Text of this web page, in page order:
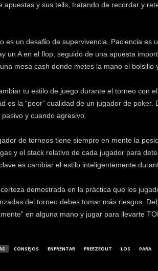
apuestas y sus tells, tratando de recordar y
es un desafío de supervivencia. Paciencia es
un A en el flop, seguido de una apuesta
mesa cash donde metes la mano el
tu estilo de juego durante el torneo con
es la “peor” cualidad de un jugador de
y cuando agresivo.
de torneos tiene siempre en mente la
y el stack relativo de cada jugador para
es cambiar el estilo inteligentemente
demostrada en la práctica que los
del torneo debes tomar más riesgos.
en alguna mano y jugar para llevarte
CONSEJOS ENFRENTAR FREEZEOUT LOS PARA